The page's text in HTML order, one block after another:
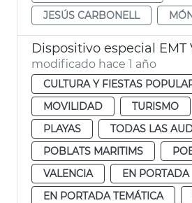
JESÚS CARBONELL
modificado hace 1 año
CULTURA Y FIESTAS
MOVILIDAD
TURISMO
PLAYAS
TODAS LAS
POBLATS MARITIMS
VALENCIA
EN PORTADA
EN PORTADA TEMÁTICA